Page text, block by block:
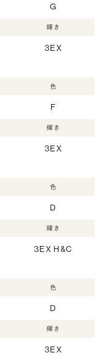
G
輝き
3EX
色
F
輝き
3EX
色
D
輝き
3EX H&C
色
D
輝き
3EX